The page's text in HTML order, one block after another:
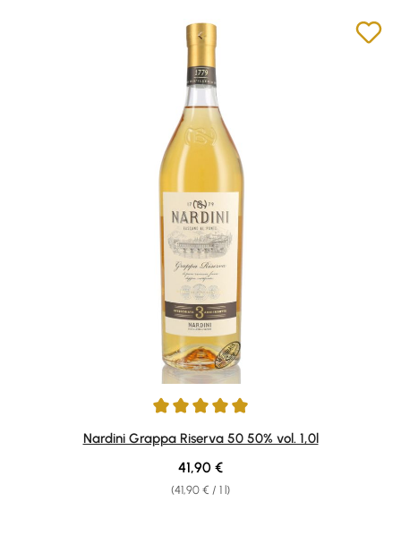
Average rating of 4.9 out of 5 stars
Nardini Grappa Riserva 50 50% vol. 1,0l
(41,90 € / 1 l)
Regular price:
41,90 €